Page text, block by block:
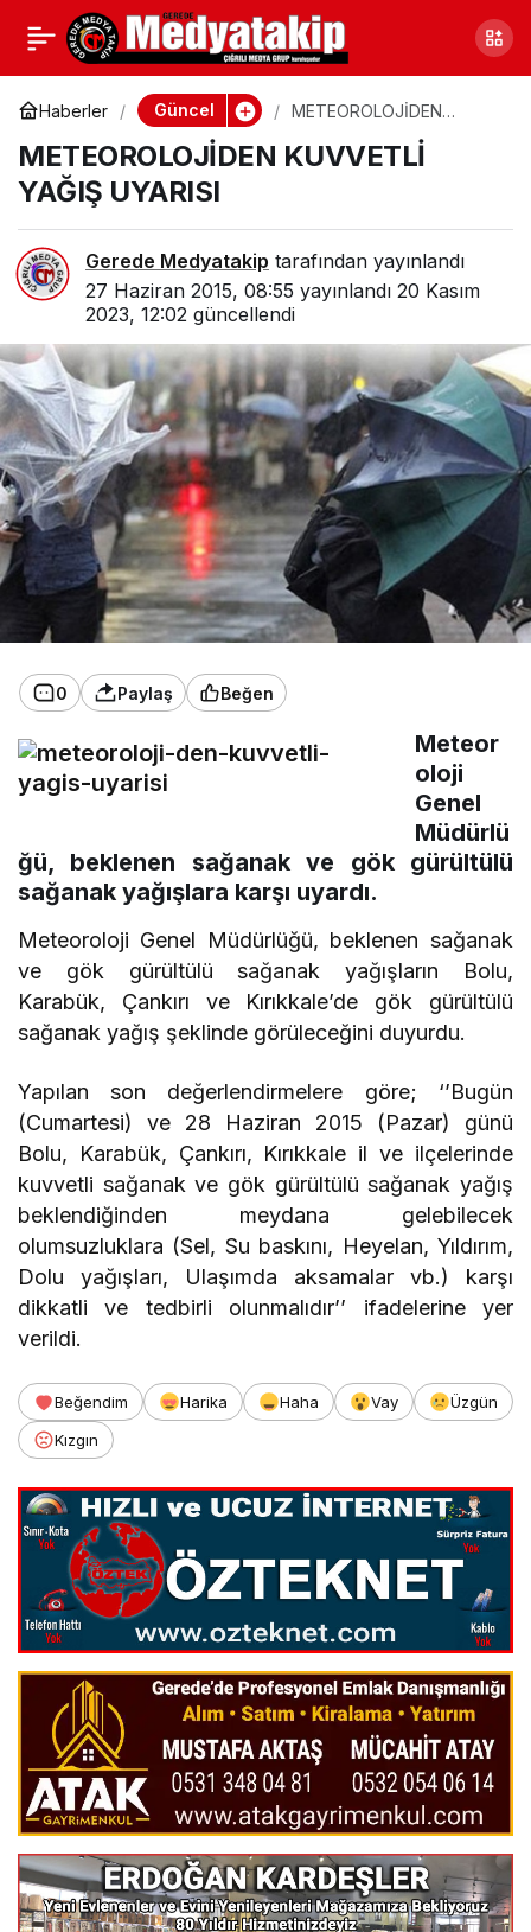
Haberler Güncel
METEOROLOJİDEN
METEOROLOJİDEN KUVVETLİ
YAĞIŞ UYARISI
Gerede Medyatakip tarafından yayınlandı
27 Haziran 2015, 08:55 yayınlandı 20 Kasım
2023, 12:02 güncellendi
0 Paylaş Beğen
Meteor
oloji
Genel
Müdürlü
ğü, beklenen sağanak ve gök gürültülü
sağanak yağışlara karşı uyardı.
Meteoroloji Genel Müdürlüğü, beklenen sağanak
ve gök gürültülü sağanak yağışların Bolu,
Karabük, Çankırı ve Kırıkkale’de gök gürültülü
sağanak yağış şeklinde görüleceğini duyurdu.
Yapılan son değerlendirmelere göre; ‘’Bugün
(Cumartesi) ve 28 Haziran 2015 (Pazar) günü
Bolu, Karabük, Çankırı, Kırıkkale il ve ilçelerinde
kuvvetli sağanak ve gök gürültülü sağanak yağış
beklendiğinden meydana gelebilecek
olumsuzluklara (Sel, Su baskını, Heyelan, Yıldırım,
Dolu yağışları, Ulaşımda aksamalar vb.) karşı
dikkatli ve tedbirli olunmalıdır’’ ifadelerine yer
verildi.
Beğendim Harika Haha Vay
Üzgün
Kızgın
ORMANDA MANTAR AVI
BAŞLADI
Paylaş